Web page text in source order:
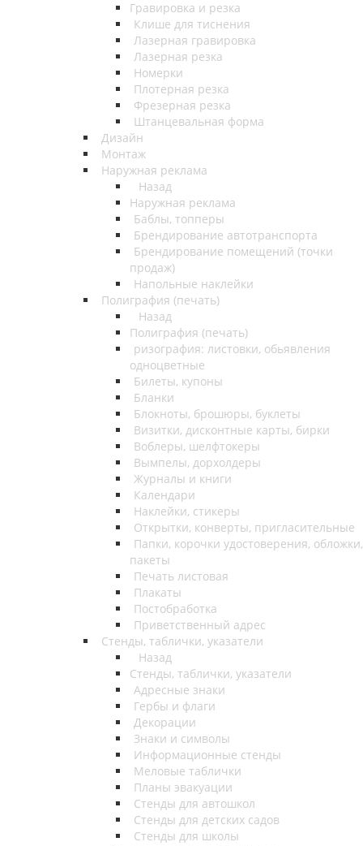
Гравировка и резка
Клише для тиснения
Лазерная гравировка
Лазерная резка
Номерки
Плотерная резка
Фрезерная резка
Штанцевальная форма
Дизайн
Монтаж
Наружная реклама
Назад
Наружная реклама
Баблы, топперы
Брендирование автотранспорта
Брендирование помещений (точки
продаж)
Напольные наклейки
Полиграфия (печать)
Назад
Полиграфия (печать)
ризография: листовки, обьявления
одноцветные
Билеты, купоны
Бланки
Блокноты, брошюры, буклеты
Визитки, дисконтные карты, бирки
Воблеры, шелфтокеры
Вымпелы, дорхолдеры
Журналы и книги
Календари
Наклейки, стикеры
Открытки, конверты, пригласительные
Папки, корочки удостоверения, обложки,
пакеты
Печать листовая
Плакаты
Постобработка
Приветственный адрес
Стенды, таблички, указатели
Назад
Стенды, таблички, указатели
Адресные знаки
Гербы и флаги
Декорации
Знаки и символы
Информационные стенды
Меловые таблички
Планы эвакуации
Стенды для автошкол
Стенды для детских садов
Стенды для школы